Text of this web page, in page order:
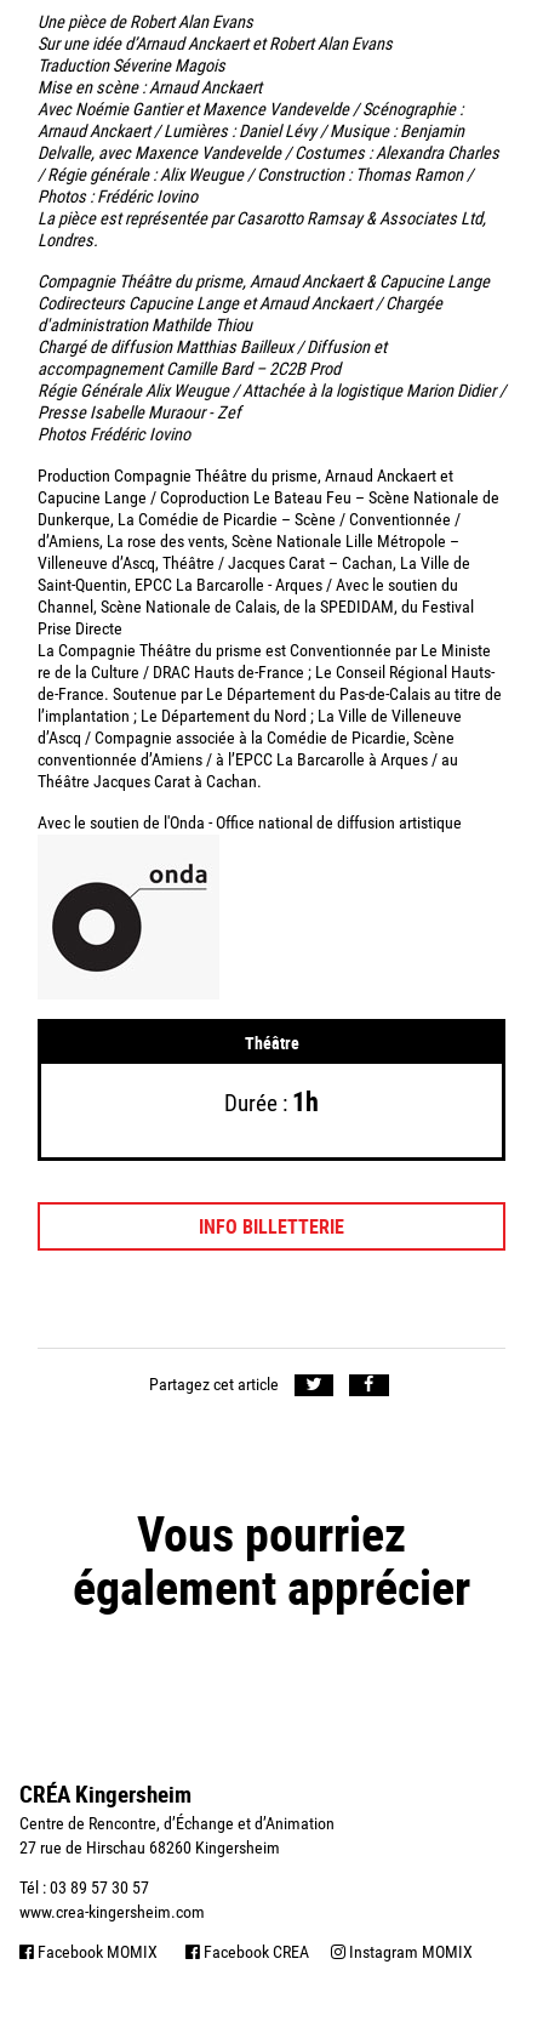
Une pièce de Robert Alan Evans
Sur une idée d’Arnaud Anckaert et Robert Alan Evans
Traduction Séverine Magois
Mise en scène : Arnaud Anckaert
Avec Noémie Gantier et Maxence Vandevelde / Scénographie :
Arnaud Anckaert / Lumières : Daniel Lévy / Musique : Benjamin
Delvalle, avec Maxence Vandevelde / Costumes : Alexandra Charles
/ Régie générale : Alix Weugue / Construction : Thomas Ramon /
Photos : Frédéric Iovino
La pièce est représentée par Casarotto Ramsay & Associates Ltd,
Londres.
Compagnie Théâtre du prisme, Arnaud Anckaert & Capucine Lange
Codirecteurs Capucine Lange et Arnaud Anckaert / Chargée
d'administration Mathilde Thiou
Chargé de diffusion Matthias Bailleux / Diffusion et
accompagnement Camille Bard – 2C2B Prod
Régie Générale Alix Weugue / Attachée à la logistique Marion Didier /
Presse Isabelle Muraour - Zef
Photos Frédéric Iovino
Production Compagnie Théâtre du prisme, Arnaud Anckaert et
Capucine Lange / Coproduction Le Bateau Feu – Scène Nationale de
Dunkerque, La Comédie de Picardie – Scène / Conventionnée /
d’Amiens, La rose des vents, Scène Nationale Lille Métropole –
Villeneuve d’Ascq, Théâtre / Jacques Carat – Cachan, La Ville de
Saint-Quentin, EPCC La Barcarolle - Arques / Avec le soutien du
Channel, Scène Nationale de Calais, de la SPEDIDAM, du Festival
Prise Directe
La Compagnie Théâtre du prisme est Conventionnée par Le Ministe
re de la Culture / DRAC Hauts de-France ; Le Conseil Régional Hauts-
de-France. Soutenue par Le Département du Pas-de-Calais au titre de
l’implantation ; Le Département du Nord ; La Ville de Villeneuve
d’Ascq / Compagnie associée à la Comédie de Picardie, Scène
conventionnée d’Amiens / à l’EPCC La Barcarolle à Arques / au
Théâtre Jacques Carat à Cachan.
Avec le soutien de l'Onda - Office national de diffusion artistique
Théâtre
Durée : 1h
INFO BILLETTERIE
Partagez cet article
Vous pourriez
également apprécier
CRÉA Kingersheim
Centre de Rencontre, d’Échange et d’Animation
27 rue de Hirschau 68260 Kingersheim
Tél : 03 89 57 30 57
www.crea-kingersheim.com
Facebook MOMIX Facebook CREA Instagram MOMIX